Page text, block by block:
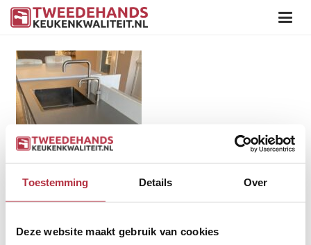
Toestemming Details Over
Deze website maakt gebruik van cookies